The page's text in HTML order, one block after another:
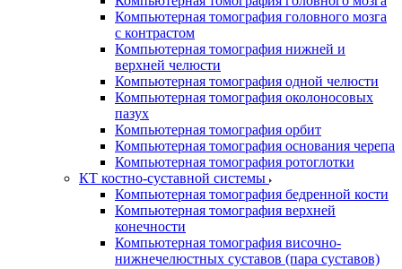
Компьютерная томография головного мозга
с контрастом
Компьютерная томография нижней и
верхней челюсти
Компьютерная томография одной челюсти
Компьютерная томография околоносовых
пазух
Компьютерная томография орбит
Компьютерная томография основания черепа
Компьютерная томография ротоглотки
КТ костно-суставной системы
Компьютерная томография бедренной кости
Компьютерная томография верхней
конечности
Компьютерная томография височно-
нижнечелюстных суставов (пара суставов)